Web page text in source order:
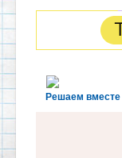
Решаем вместе